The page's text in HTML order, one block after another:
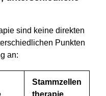
sind keine direkten
Punkten
an:
Stammzellen
therapie